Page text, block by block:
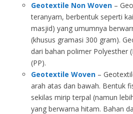
Geotextile Non Woven –
teranyam, berbentuk seperti
masjid) yang umumnya
(khusus gramasi 300 gram).
dari bahan polimer Polyesther
(PP).
Geotextile Woven –
arah atas dan bawah. Bentuk
sekilas mirip terpal (namun
yang berwarna hitam. Bahan